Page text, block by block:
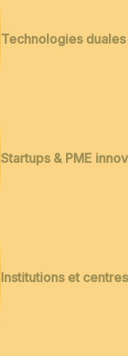
Technologies duales
Startups & PME
Institutions et